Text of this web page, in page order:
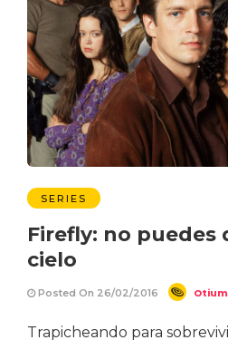
SERIES
Firefly: no puedes
cielo
Posted On 26/02/2016 Otium
Trapicheando para